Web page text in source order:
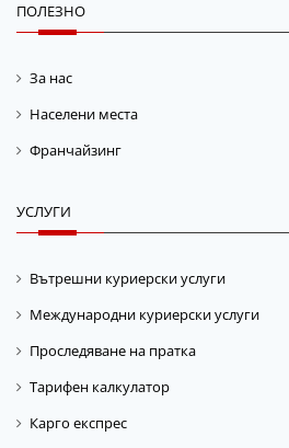
ПОЛЕЗНО
За нас
Населени места
Франчайзинг
УСЛУГИ
Вътрешни куриерски услуги
Международни куриерски услуги
Проследяване на пратка
Тарифен калкулатор
Карго експрес